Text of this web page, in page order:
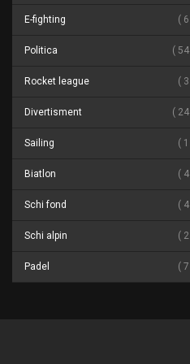
E-fighting 6
Politica 54
Rocket league 3
Divertisment 24
Sailing 1
Biatlon 4
Schi fond 4
Schi alpin 2
Padel 7